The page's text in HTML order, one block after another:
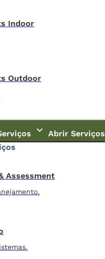
Indoor
Outdoor
Abrir Serviços
Assessment